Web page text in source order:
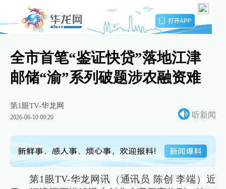
全市首笔“鉴证快贷”落地江津
邮储“渝”系列破题涉农融资难
第1眼TV-华龙网
2026-06-10 09:20 听新闻
第1眼TV-华龙网讯（通讯员 陈创 李端）近